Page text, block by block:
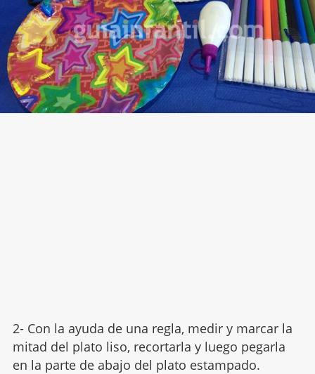
2- Con la ayuda de una regla, medir y marcar la
mitad del plato liso, recortarla y luego pegarla
en la parte de abajo del plato estampado.